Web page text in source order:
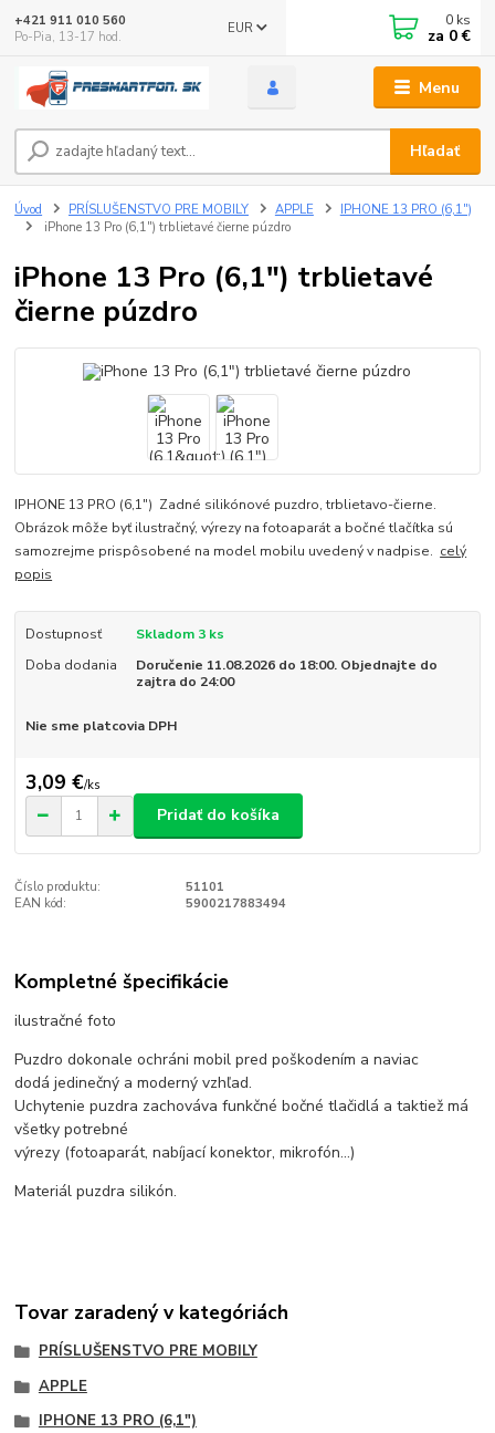
Menu
EUR
Hľadať
+421 911 010 560
Po-Pia, 13-17 hod.
0 ks
za 0 €
Úvod PRÍSLUŠENSTVO PRE MOBILY APPLE
IPHONE 13 PRO (6,1")
iPhone 13 Pro (6,1") trblietavé čierne púzdro
iPhone 13 Pro (6,1") trblietavé
čierne púzdro
IPHONE 13 PRO (6,1") Zadné silikónové puzdro, trblietavo-čierne.
Obrázok môže byť ilustračný, výrezy na fotoaparát a bočné tlačítka sú
samozrejme prispôsobené na model mobilu uvedený v nadpise. celý
popis
Dostupnosť
Skladom 3 ks
Doba dodania
Doručenie 11.08.2026 do 18:00. Objednajte do
zajtra do 24:00
Nie sme platcovia DPH
3,09 €/ks
Pridať do košíka
Číslo produktu:
51101
EAN kód:
5900217883494
Kompletné špecifikácie
ilustračné foto
Puzdro dokonale ochráni mobil pred poškodením a naviac
dodá jedinečný a moderný vzhľad.
Uchytenie puzdra zachováva funkčné bočné tlačidlá a taktiež má
všetky potrebné
výrezy (fotoaparát, nabíjací konektor, mikrofón...)
Materiál puzdra silikón.
Tovar zaradený v kategóriách
PRÍSLUŠENSTVO PRE MOBILY
APPLE
IPHONE 13 PRO (6,1")